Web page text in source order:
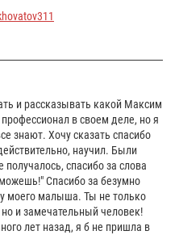
и рассказывать какой Максим
в своем деле, но я
знают. Хочу сказать спасибо
научил. Были
спасибо за слова
Спасибо за безумно
моего малыша. Ты не только
и замечательный человек!
лет назад, я б не пришла в